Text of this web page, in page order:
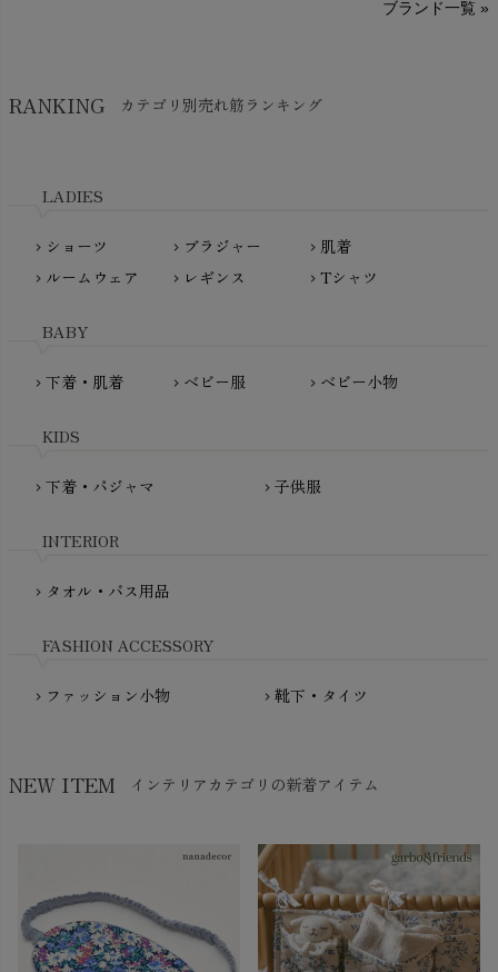
生活アートクラブ
nanadecor（ナナデェコール）
PeopleTree（ピープルツリー）
PRISTINE（プリスティン）
fromF（フロムエフ）
kidscase（キッズケース）
Madame MO（マダムモー）
maggies（マギーズ）
MATONA（マトナ）
mini rodini（ミニロディーニ）
My Little Cozmo（マイリトルコズモ）
NewNative（ニューネイティブ）
ブランド一覧 »
RANKING カテゴリ別売れ筋ランキング
LADIES
chevron_right ショーツ chevron_right ブラジャー chevron_right 肌着
chevron_right ルームウェア chevron_right レギンス chevron_rightTシャツ
BABY
chevron_right 下着・肌着 chevron_right ベビー服 chevron_right ベビー小物
KIDS
chevron_right 下着・パジャマ chevron_right 子供服
INTERIOR
chevron_right タオル・バス用品
FASHION ACCESSORY
chevron_right ファッション小物 chevron_right 靴下・タイツ
NEW ITEM インテリアカテゴリの新着アイテム